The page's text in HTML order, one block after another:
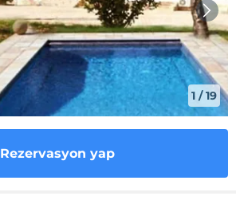
1 /19
Rezervasyon yap